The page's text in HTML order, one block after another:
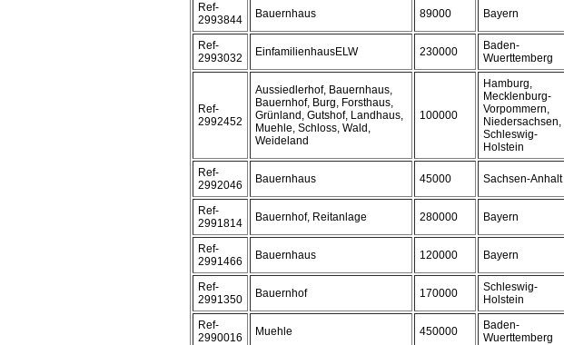
Ref-
2993844
Bauernhaus 89000 Bayern
Ref-
2993032
EinfamilienhausELW 230000
Baden-
Wuerttemberg
Ref-
2992452
Aussiedlerhof, Bauernhaus,
Bauernhof, Burg, Forsthaus,
Grünland, Gutshof, Landhaus,
Muehle, Schloss, Wald,
Weideland
100000
Hamburg,
Mecklenburg-
Vorpommern,
Niedersachsen,
Schleswig-
Holstein
Ref-
2992046
Bauernhaus 45000 Sachsen-Anhalt
Ref-
2991814
Bauernhof, Reitanlage 280000 Bayern
Ref-
2991466
Bauernhaus 120000 Bayern
Ref-
2991350
Bauernhof 170000
Schleswig-
Holstein
Ref-
2990016
Muehle 450000
Baden-
Wuerttemberg